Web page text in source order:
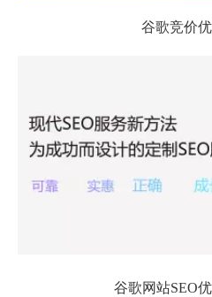
谷歌竞价
谷歌网站SEO